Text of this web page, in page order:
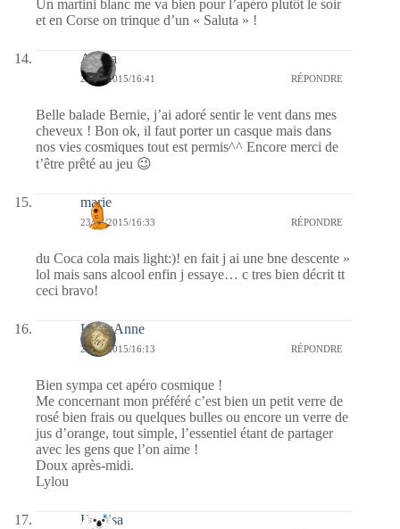
Un martini blanc me va bien pour l’apéro plutôt le soir
et en Corse on trinque d’un « Saluta » !
Aileza
23/04/2015/16:41 RÉPONDRE
Belle balade Bernie, j’ai adoré sentir le vent dans mes
cheveux ! Bon ok, il faut porter un casque mais dans
nos vies cosmiques tout est permis^^ Encore merci de
t’être prêté au jeu 😉
marie
23/04/2015/16:33 RÉPONDRE
du Coca cola mais light:)! en fait j ai une bne descente »
lol mais sans alcool enfin j essaye… c tres bien décrit tt
ceci bravo!
LylouAnne
23/04/2015/16:13 RÉPONDRE
Bien sympa cet apéro cosmique !
Me concernant mon préféré c’est bien un petit verre de
rosé bien frais ou quelques bulles ou encore un verre de
jus d’orange, tout simple, l’essentiel étant de partager
avec les gens que l’on aime !
Doux après-midi.
Lylou
Koalisa